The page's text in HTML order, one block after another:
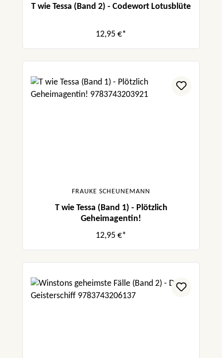
T wie Tessa (Band 2) - Codewort Lotusblüte
12,95 €*
FRAUKE SCHEUNEMANN
T wie Tessa (Band 1) - Plötzlich
Geheimagentin!
12,95 €*